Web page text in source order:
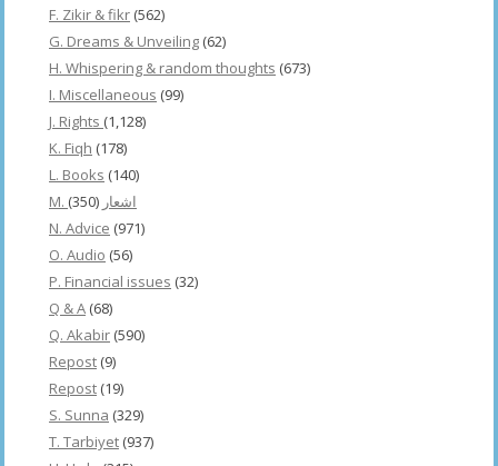
F. Zikir & fikr (562)
G. Dreams & Unveiling (62)
H. Whispering & random thoughts (673)
I. Miscellaneous (99)
J. Rights (1,128)
K. Fiqh (178)
L. Books (140)
M. اشعار (350)
N. Advice (971)
O. Audio (56)
P. Financial issues (32)
Q & A (68)
Q. Akabir (590)
Repost (9)
Repost (19)
S. Sunna (329)
T. Tarbiyet (937)